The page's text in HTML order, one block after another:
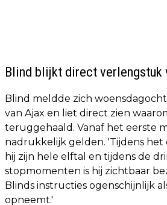
Blind blijkt direct verlengstuk
Blind meldde zich
van Ajax en liet direct zien
teruggehaald. Vanaf het eerste
nadrukkelijk gelden. 'Tijdens
hij zijn hele elftal en tijdens de
stopmomenten is hij zichtbaar
Blinds instructies ogenschijnlijk
opneemt.'